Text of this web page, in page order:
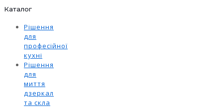
Каталог
Рішення
для
професійної
кухні
Рішення
для
миття
дзеркал
та скла